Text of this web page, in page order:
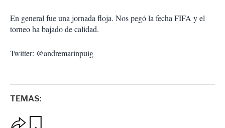
En general fue una jornada floja. Nos pegó la fecha FIFA y el
torneo ha bajado de calidad.
Twitter: @andremarinpuig
TEMAS: